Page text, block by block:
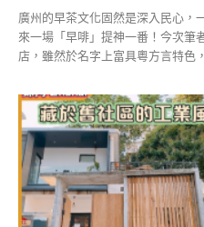
廣州的早茶文化固然是深入民心，
來一場「早啡」提神一番！今次筆
店，雖然於名字上富具粵方言特色